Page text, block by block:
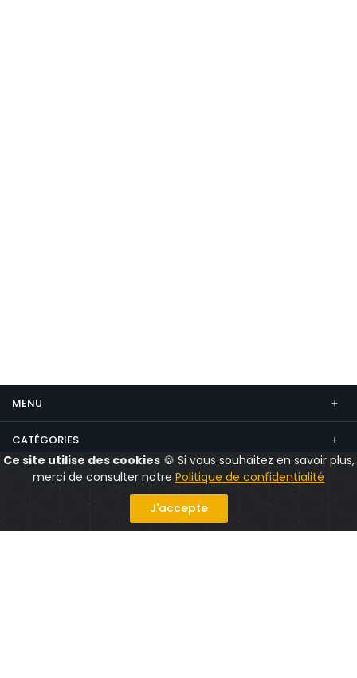
MENU
CATÉGORIES
CONTACT
Ce site utilise des cookies🍪 Si vous souhaitez en savoir plus,
merci de consulter notre Politique de confidentialité
J'accepte